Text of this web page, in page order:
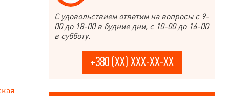
С удовольствием ответим на вопросы с 9-
00 до 18-00 в будние дни, с 10-00 до 16-00
в субботу.
+380 (XX) XXX-XX-XX